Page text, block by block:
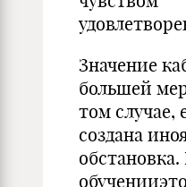
Значение
большей
том случае,
создана